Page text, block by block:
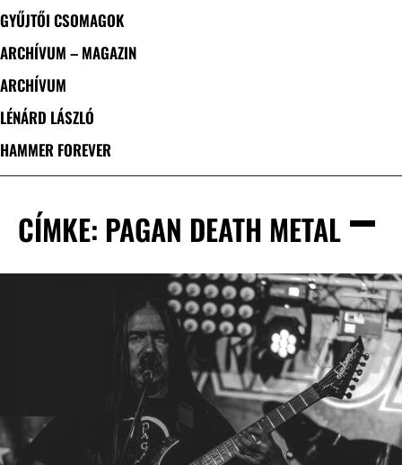
GYŰJTŐI CSOMAGOK
ARCHÍVUM – MAGAZIN
ARCHÍVUM
LÉNÁRD LÁSZLÓ
HAMMER FOREVER
CÍMKE: PAGAN DEATH METAL